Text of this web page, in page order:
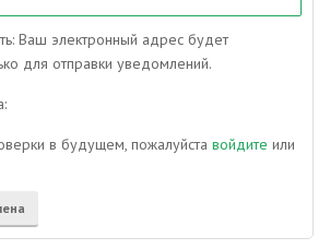
Ваш электронный адрес будет
для отправки уведомлений.
в будущем, пожалуйста войдите или